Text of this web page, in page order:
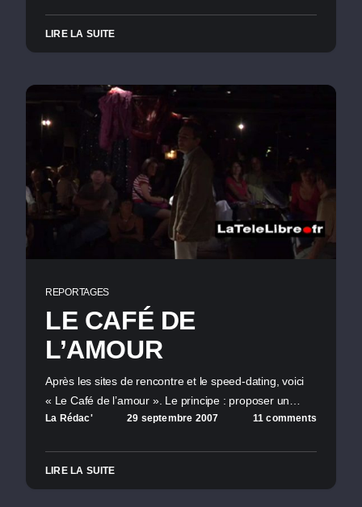
LIRE LA SUITE
REPORTAGES
LE CAFÉ DE
L’AMOUR
Après les sites de rencontre et le speed-dating, voici
« Le Café de l’amour ». Le principe : proposer un…
La Rédac' 29 septembre 2007 11 comments
LIRE LA SUITE